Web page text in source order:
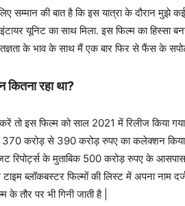
की बात है कि इस यात्रा के दौरान मुझे
यूनिट का साथ मिला. इस फिल्म का हिस्सा
के भाव के साथ मैं एक बार फिर से फैंस के
कितना रहा था?
करें तो इस फिल्म को साल 2021 में रिलीज
करोड़ से 390 करोड़ रुपए का कलेक्शन किया
रिपोर्ट्स के मुताबिक 500 करोड़ रुपए के
ब्लॉकबस्टर फिल्मों की लिस्ट में अपना नाम
के तौर पर भी गिनी जाती है |